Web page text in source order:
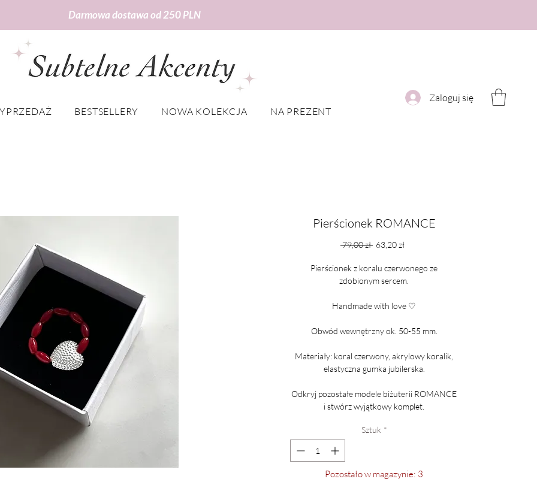
Darmowa dostawa od 250 PLN
Zaloguj się
BESTSELLERY NOWA KOLEKCJA NA PREZENT
Pierścionek ROMANCE
79,00 zł Regularna
63,20 złCena
Pierścionek z koralu czerwonego ze
zdobionym sercem.
Handmade with love ♡
Obwód wewnętrzny ok. 50-55 mm.
Materiały: koral czerwony, akrylowy koralik,
elastyczna gumka jubilerska.
Odkryj pozostałe modele biżuterii ROMANCE
i stwórz wyjątkowy komplet.
Sztuk *
Pozostało w magazynie: 3